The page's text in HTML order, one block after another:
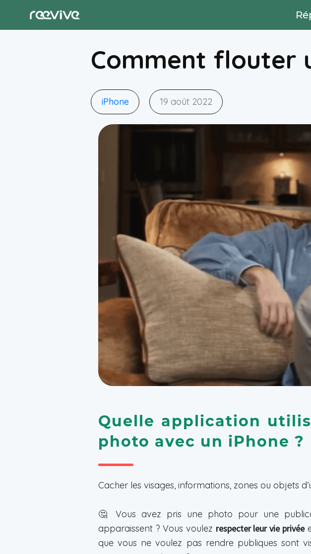
Comment flouter
iPhone 19 août 2022
Quelle application
photo avec un iPhone ?
Cacher les visages, informations, zones ou objets
🤔 Vous avez pris une photo pour une
apparaissent ? Vous voulez respecter leur vie privée
que vous ne voulez pas rendre publiques sont